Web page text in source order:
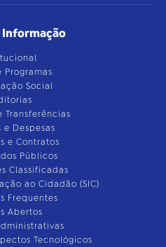
Informação
Programas
Social
Transferências
e Despesas
e Contratos
Públicos
Classificadas
ao Cidadão (SIC)
Frequentes
Abertos
Tecnológicos